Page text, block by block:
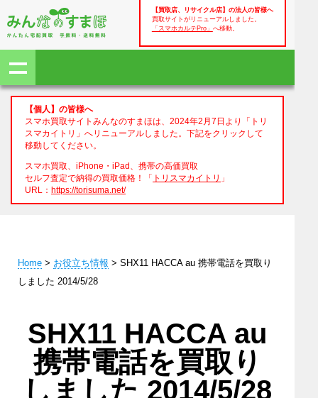
【買取店、リサイクル店】の法人の皆様へ
買取サイトがリニューアルしました。
「スマホカルテPro」 へ移動。
【個人】の皆様へ
スマホ買取サイトみんなのすまほは、2024年2月7日より「トリ
スマカイトリ」へリニューアルしました。下記をクリックして
移動してください。
スマホ買取、iPhone・iPad、携帯の高価買取
セルフ査定で納得の買取価格！「 トリスマカイトリ 」
URL： https://torisuma.net/
Home > お役立ち情報 > SHX11 HACCA au 携帯電話を買取り
しました 2014/5/28
SHX11 HACCA au
携帯電話を買取り
しました 2014/5/28